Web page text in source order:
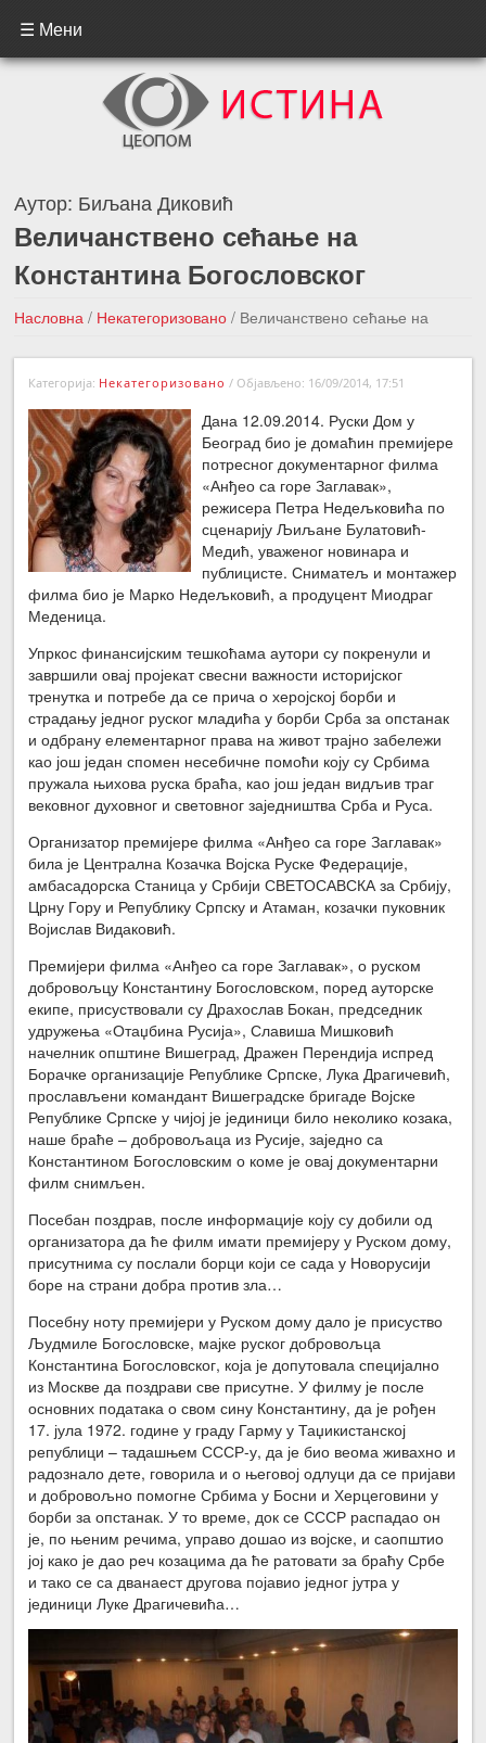
☰ Мени
Аутор: Биљана Диковић
Величанствено сећање на
Константина Богословског
Насловна / Некатегоризовано / Величанствено сећање на
Константина Богословског
←Претходна вест
Следећа вест →
Категорија: Некатегоризовано / Објављено: 16/09/2014, 17:51
Дана 12.09.2014. Руски Дом у
Београд био је домаћин премијере
потресног документарног филма
«Анђео са горе Заглавак»,
режисера Петра Недељковића по
сценарију Љиљане Булатовић-
Медић, уваженог новинара и
публицисте. Сниматељ и монтажер
филма био је Марко Недељковић, а продуцент Миодраг
Меденица.
Упркос финансијским тешкоћама аутори су покренули и
завршили овај пројекат свесни важности историјског
тренутка и потребе да се прича о херојској борби и
страдању једног руског младића у борби Срба за опстанак
и одбрану елементарног права на живот трајно забележи
као још један спомен несебичне помоћи коју су Србима
пружала њихова руска браћа, као још један видљив траг
вековног духовног и световног заједништва Срба и Руса.
Организатор премијере филма «Анђео са горе Заглавак»
била је Централна Козачка Војска Руске Федерације,
амбасадорска Станица у Србији СВЕТОСАВСКА за Србију,
Црну Гору и Републику Српску и Атаман, козачки пуковник
Војислав Видаковић.
Премијери филма «Анђео са горе Заглавак», о руском
добровољцу Константину Богословском, поред ауторске
екипе, присуствовали су Драхослав Бокан, председник
удружења «Отаџбина Русија», Славиша Мишковић
начелник општине Вишеград, Дражен Перендија испред
Борачке организације Републике Српске, Лука Драгичевић,
прослављени командант Вишеградске бригаде Војске
Републике Српске у чијој је јединици било неколико козака,
наше браће – добровољаца из Русије, заједно са
Константином Богословским о коме је овај документарни
филм снимљен.
Посебан поздрав, после информације коју су добили од
организатора да ће филм имати премијеру у Руском дому,
присутнима су послали борци који се сада у Новорусији
боре на страни добра против зла…
Посебну ноту премијери у Руском дому дало је присуство
Људмиле Богословске, мајке руског добровољца
Константина Богословског, која је допутовала специјално
из Москве да поздрави све присутне. У филму је после
основних података о свом сину Константину, да је рођен
17. јула 1972. године у граду Гарму у Таџикистанској
републици – тадашњем СССР-у, да је био веома живахно и
радознало дете, говорила и о његовој одлуци да се пријави
и добровољно помогне Србима у Босни и Херцеговини у
борби за опстанак. У то време, док се СССР распадао он
је, по њеним речима, управо дошао из војске, и саопштио
јој како је дао реч козацима да ће ратовати за браћу Србе
и тако се са дванаест другова појавио једног јутра у
јединици Луке Драгичевића…